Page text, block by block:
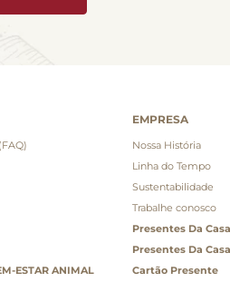
ESTAR ANIMAL
EMPRESA
Nossa História
Linha do Tempo
Sustentabilidade
Trabalhe conosco
Presentes Da
Presentes Da
Cartão Presente